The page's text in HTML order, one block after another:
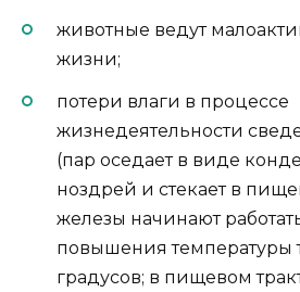
животные ведут
жизни;
потери влаги в процессе
жизнедеятельности
(пар оседает в виде
ноздрей и стекает в
железы начинают
повышения температуры
градусов; в пищевом